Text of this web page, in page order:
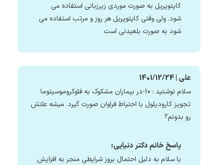
کاپتوپریل به صورت موردی زیرزبانی استفاده می
شود. ولی وقتی کاپتوپریل هر روز و مرتب استفاده می
شود به صورت بلعیدنی است
علی | 1401/12/24
سلام نوشتید : 10-در بیماران مشکوک به فئوکروموسیتوما
تجویز کارودیلول با احتیاط فراوان صورت گیرد. میشه علتش
رو بدونم؟
پاسخ خانم دکتر دنیایی:
با سلام به دلیل احتمال بروز شرایطی منجر به افزایش